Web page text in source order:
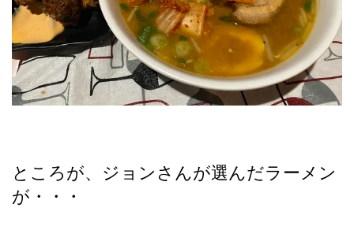
ところが、ジョンさんが選んだラーメン
が・・・